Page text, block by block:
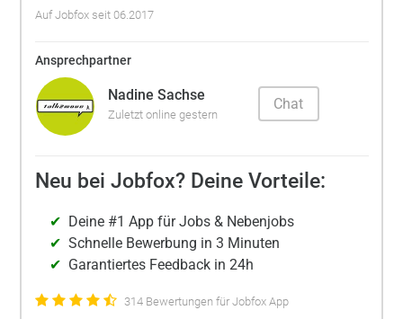
Auf Jobfox seit 06.2017
Ansprechpartner
Nadine Sachse
Zuletzt online gestern
Chat
Neu bei Jobfox? Deine Vorteile:
Deine #1 App für Jobs & Nebenjobs
Schnelle Bewerbung in 3 Minuten
Garantiertes Feedback in 24h
314 Bewertungen für Jobfox App